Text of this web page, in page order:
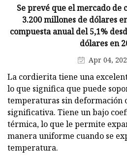
Se prevé que el mercado de
3.200 millones de dólares
compuesta anual del 5,1%
dólares en
Apr 04,
La cordierita tiene una
lo que significa que puede
temperaturas sin deformación
significativa. Tiene un bajo
térmica, lo que le permite
manera uniforme cuando se
temperatura.